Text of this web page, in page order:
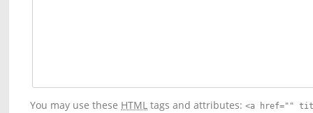
You may use these HTML tags and attributes:<a href=""